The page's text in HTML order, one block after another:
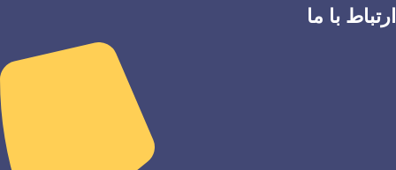
ارتباط با ما